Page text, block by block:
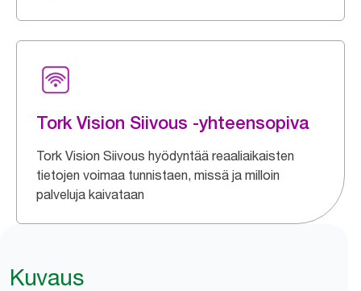
Tork Vision Siivous -yhteensopiva
Tork Vision Siivous hyödyntää reaaliaikaisten
tietojen voimaa tunnistaen, missä ja milloin
palveluja kaivataan
Kuvaus